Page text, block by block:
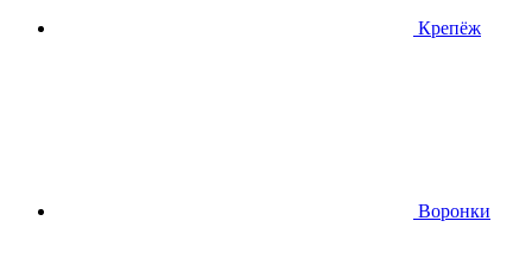
Крепёж
Воронки